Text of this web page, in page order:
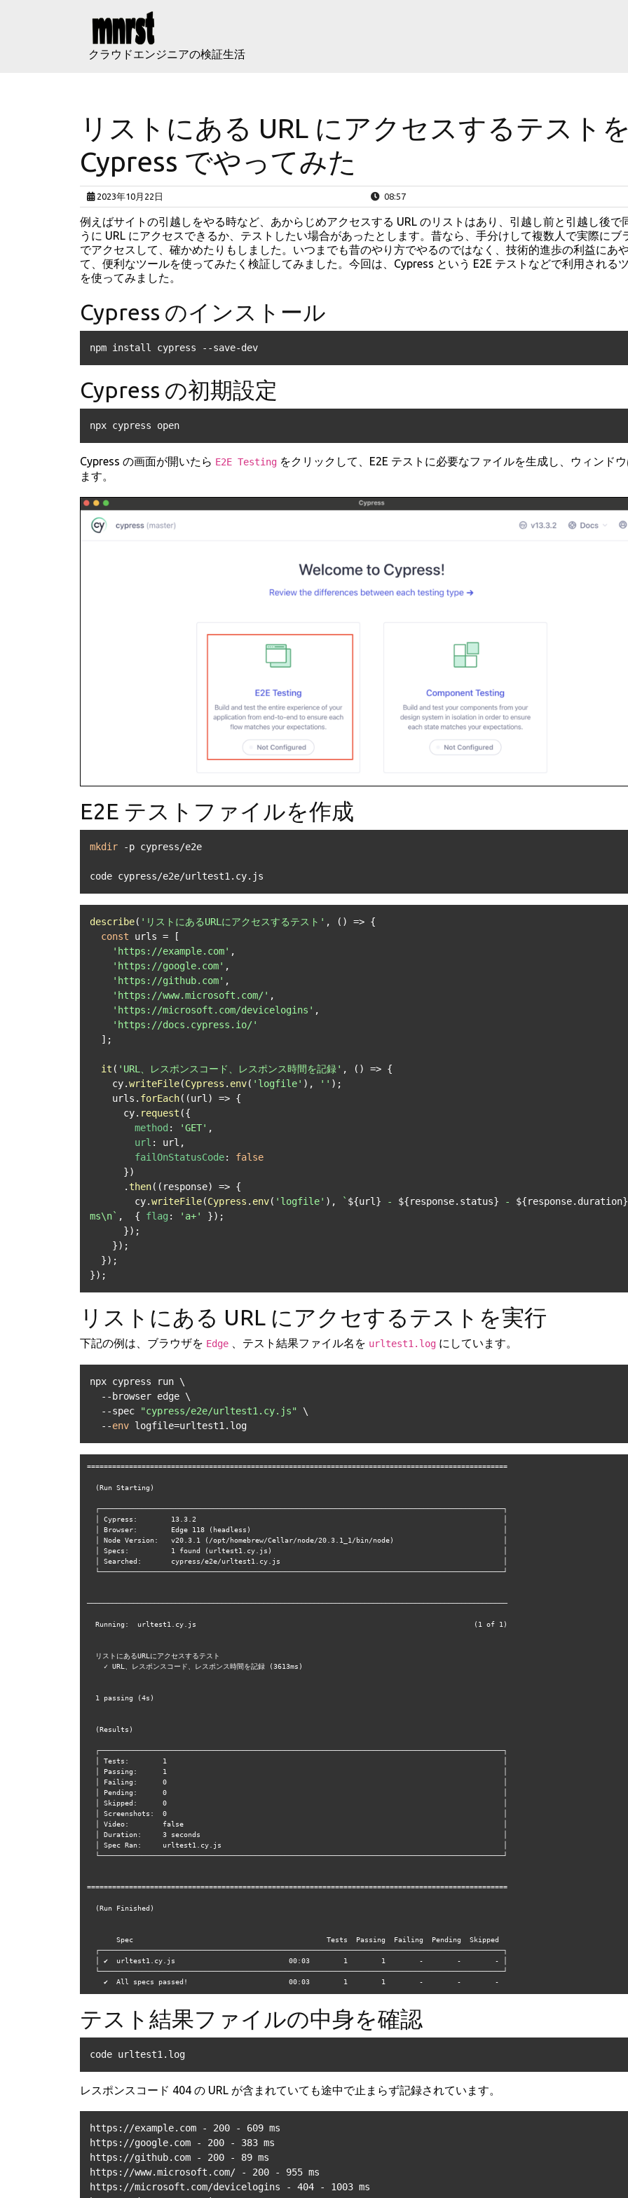
クラウドエンジニアの検証生活
リストにある URL にアクセスするテスト
Cypress でやってみた
2023年10月22日 08:57
例えばサイトの引越しをやる時など、あからじめアクセスする URL のリストはあり、引越し前と引越し後で
うに URL にアクセスできるか、テストしたい場合があったとします。昔なら、手分けして複数人で実際にブ
でアクセスして、確かめたりもしました。いつまでも昔のやり方でやるのではなく、技術的進歩の利益にあ
て、便利なツールを使ってみたく検証してみました。今回は、Cypress という E2E テストなどで利用される
を使ってみました。
Cypress のインストール
npm install cypress --save-dev
Cypress の初期設定
npx cypress open
Cypress の画面が開いたら E2E Testing をクリックして、E2E テストに必要なファイルを生成し、ウィンド
ます。
E2E テストファイルを作成
mkdir -p cypress/e2e
code cypress/e2e/urltest1.cy.js
describe( 'リストにあるURLにアクセスするテスト' , () => {
const urls = [
'https://example.com' ,
'https://google.com' ,
'https://github.com' ,
'https://www.microsoft.com/' ,
'https://microsoft.com/devicelogins' ,
'https://docs.cypress.io/'
it ( 'URL、レスポンスコード、レスポンス時間を記録' , () => {
    cy.
writeFile(Cypress . env( 'logfile' ), '' );
    urls.
forEach( (url) => {
      cy.
request ({
method : 'GET' ,
url : url,
failOnStatusCode: false
      .
then( ( response) => {
        cy.
writeFile(Cypress . env( 'logfile' ), ` ${url} - ${response.status} - ${response.duration}
ms\n` ,  { flag : 'a+'
});
});
リストにある URL にアクセするテストを実行
下記の例は、ブラウザを Edge 、テスト結果ファイル名を urltest1.log にしています。
npx cypress run \
  --spec
"cypress/e2e/urltest1.cy.js" \
  --
env logfile=urltest1.log
====================================================================================================
────────────────────────────────────────────────────────────────────────────────────────────────────
====================================================================================================
    ✔  All specs passed!                        00:03        1        1        -        -        -
テスト結果ファイルの中身を確認
code urltest1.log
レスポンスコード 404 の URL が含まれていても途中で止まらず記録されています。
https://example.com - 200 - 609 ms
https://google.com - 200 - 383 ms
https://github.com - 200 - 89 ms
https://www.microsoft.com/ - 200 - 955 ms
https://microsoft.com/devicelogins - 404 - 1003 ms